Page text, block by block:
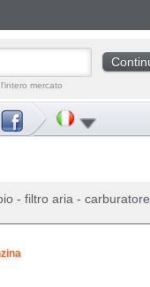
mercato
- filtro aria - carburatore